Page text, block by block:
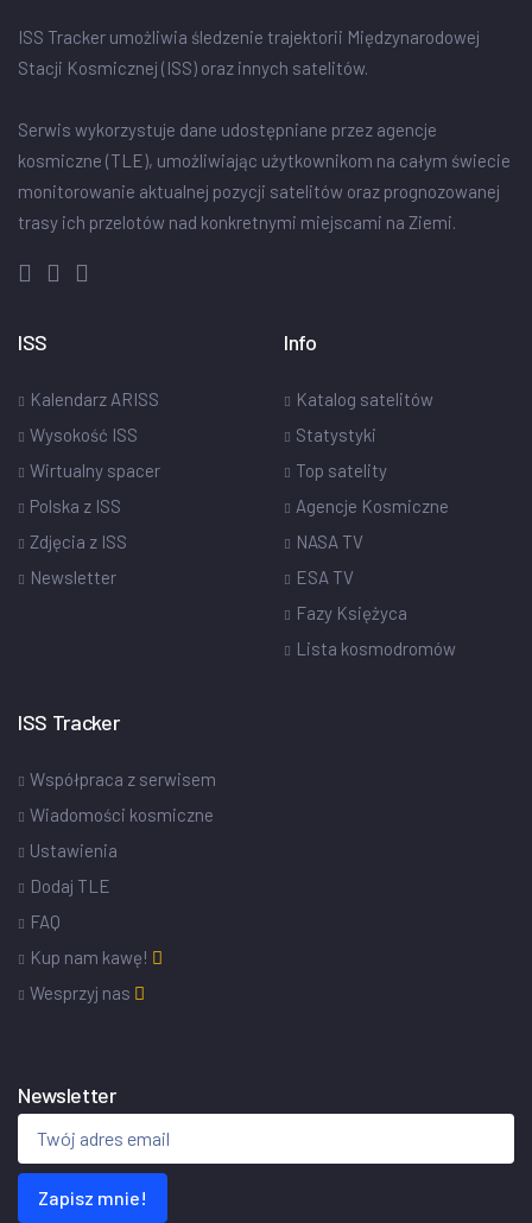
ISS Tracker umożliwia śledzenie trajektorii Międzynarodowej
Stacji Kosmicznej (ISS) oraz innych satelitów.
Serwis wykorzystuje dane udostępniane przez agencje
kosmiczne (TLE), umożliwiając użytkownikom na całym świecie
monitorowanie aktualnej pozycji satelitów oraz prognozowanej
trasy ich przelotów nad konkretnymi miejscami na Ziemi.
ISS
Kalendarz ARISS
Wysokość ISS
Wirtualny spacer
Polska z ISS
Zdjęcia z ISS
Newsletter
Info
Katalog satelitów
Statystyki
Top satelity
Agencje Kosmiczne
NASA TV
ESA TV
Fazy Księżyca
Lista kosmodromów
ISS Tracker
Współpraca z serwisem
Wiadomości kosmiczne
Ustawienia
Dodaj TLE
FAQ
Kup nam kawę!
Wesprzyj nas
Newsletter
Zapisz mnie!